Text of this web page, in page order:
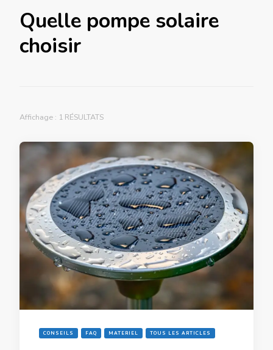
Quelle pompe solaire
choisir
Affichage : 1 RÉSULTATS
CONSEILS FAQ MATERIEL TOUS LES ARTICLES